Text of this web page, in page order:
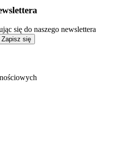
się do naszego newslettera
Zapisz się